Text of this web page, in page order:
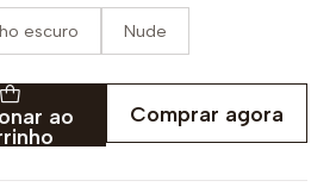
escuro Nude
ao
Comprar agora